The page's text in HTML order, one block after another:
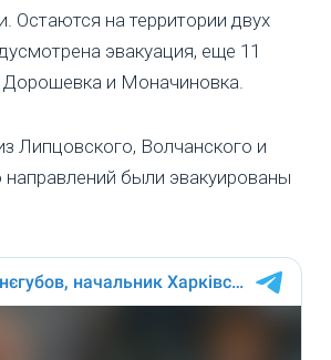
Остаются на территории двух
эвакуация, еще 11
Дорошевка и Моначиновка.
Липцовского, Волчанского и
направлений были эвакуированы